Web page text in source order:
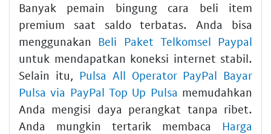
Banyak pemain bingung cara beli item
premium saat saldo terbatas. Anda bisa
menggunakan Beli Paket Telkomsel Paypal
untuk mendapatkan koneksi internet stabil.
Selain itu, Pulsa All Operator PayPal Bayar
Pulsa via PayPal Top Up Pulsa memudahkan
Anda mengisi daya perangkat tanpa ribet.
Anda mungkin tertarik membaca Harga